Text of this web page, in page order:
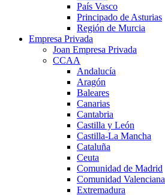
País Vasco
Principado de Asturias
Región de Murcia
Empresa Privada
Joan Empresa Privada
CCAA
Andalucía
Aragón
Baleares
Canarias
Cantabria
Castilla y León
Castilla-La Mancha
Cataluña
Ceuta
Comunidad de Madrid
Comunidad Valenciana
Extremadura